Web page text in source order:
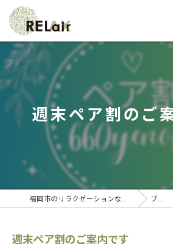
週末ペア割のご
福岡市のリラクゼーションならRELAIR ブログ
週末ペア割のご案内です